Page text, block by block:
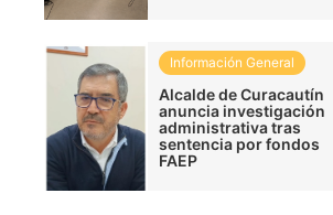
Información General
Alcalde de Curacautín
anuncia investigación
administrativa tras
sentencia por fondos
FAEP